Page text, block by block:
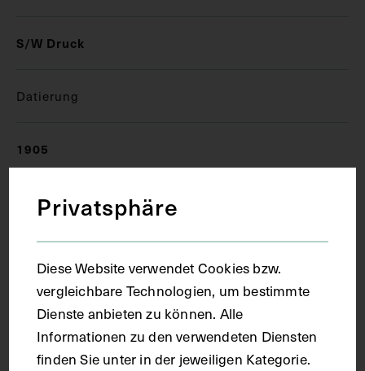
S/W Druck
Datierung
1905
Material
Papier
Privatsphäre
Diese Website verwendet Cookies bzw.
vergleichbare Technologien, um bestimmte
Dienste anbieten zu können. Alle
Informationen zu den verwendeten Diensten
finden Sie unter in der jeweiligen Kategorie.